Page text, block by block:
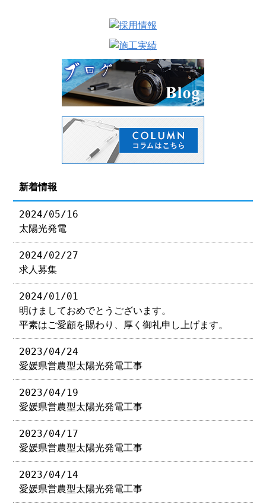
新着情報
2024/05/16
太陽光発電
2024/02/27
求人募集
2024/01/01
明けましておめでとうございます。
平素はご愛顧を賜わり、厚く御礼申し上げます。
2023/04/24
愛媛県営農型太陽光発電工事
2023/04/19
愛媛県営農型太陽光発電工事
2023/04/17
愛媛県営農型太陽光発電工事
2023/04/14
愛媛県営農型太陽光発電工事